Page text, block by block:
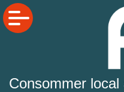
Consommer